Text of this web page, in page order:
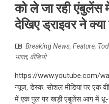
को ले जा रही एंबुलेंस
देखिए ड्राइवर ने क्या
Breaking News, Feature,
भारत, वीडियो
https://www.youtube.com/
न्यूज, डेस्क: सोशल मीडिया पर एक
में एक पुल पर खड़ी एंबुलेंस आग में धू-